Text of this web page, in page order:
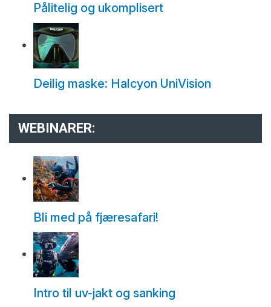
Pålitelig og ukomplisert
Deilig maske: Halcyon UniVision
WEBINARER:
Bli med på fjæresafari!
Intro til uv-jakt og sanking